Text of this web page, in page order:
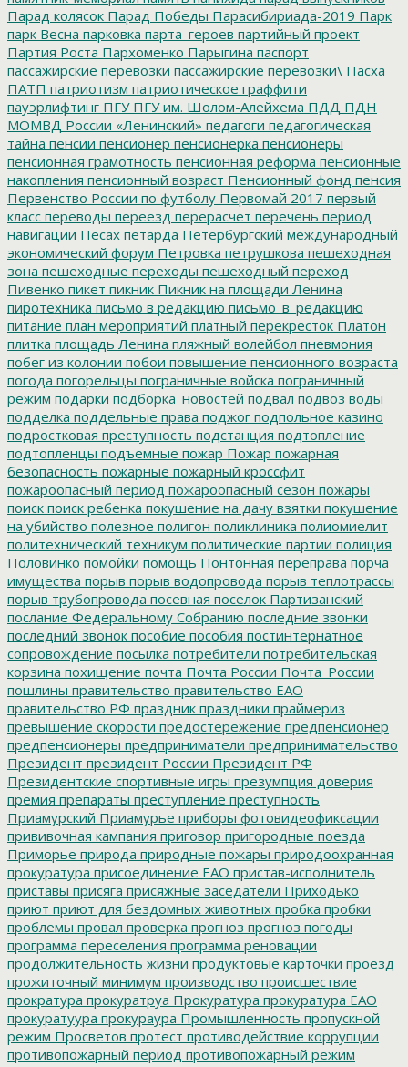
Парад колясок Парад Победы Парасибириада-2019 Парк
парк Весна парковка парта_героев партийный проект
Партия Роста Пархоменко Парыгина паспорт
пассажирские перевозки пассажирские перевозки\ Пасха
ПАТП патриотизм патриотическое граффити
пауэрлифтинг ПГУПГУ им. Шолом-Алейхема ПДД ПДН
МОМВД России «Ленинский» педагоги педагогическая
тайна пенсии пенсионер пенсионерка пенсионеры
пенсионная грамотность пенсионная реформа пенсионные
накопления пенсионный возраст Пенсионный фонд пенсия
Первенство России по футболу Первомай 2017 первый
класс переводы переезд перерасчет перечень период
навигации Песах петарда Петербургский международный
экономический форум Петровка петрушкова пешеходная
зона пешеходные переходы пешеходный переход
Пивенко пикет пикник Пикник на площади Ленина
пиротехника письмо в редакцию письмо_в_редакцию
питание план мероприятий платный перекресток Платон
плитка площадь Ленина пляжный волейбол пневмония
побег из колонии побои повышение пенсионного возраста
погода погорельцы пограничные войска пограничный
режим подарки подборка_новостей подвал подвоз воды
подделка поддельные права поджог подпольное казино
подростковая преступность подстанция подтопление
подтопленцы подъемные пожар Пожар пожарная
безопасность пожарные пожарный кроссфит
пожароопасный период пожароопасный сезон пожары
поиск поиск ребенка покушение на дачу взятки покушение
на убийство полезное полигон поликлиника полиомиелит
политехнический техникум политические партии полиция
Половинко помойки помощь Понтонная переправа порча
имущества порыв порыв водопровода порыв теплотрассы
порыв трубопровода посевная поселок Партизанский
послание Федеральному Собранию последние звонки
последний звонок пособие пособия постинтернатное
сопровождение посылка потребители потребительская
корзина похищение почта Почта России Почта_России
пошлины правительство правительство ЕАО
правительство РФ праздник праздники праймериз
превышение скорости предостережение предпенсионер
предпенсионеры предприниматели предпринимательство
Президент президент России Президент РФ
Президентские спортивные игры презумпция доверия
премия препараты преступление преступность
Приамурский Приамурье приборы фотовидеофиксации
прививочная кампания приговор пригородные поезда
Приморье природа природные пожары природоохранная
прокуратура присоединение ЕАО пристав-исполнитель
приставы присяга присяжные заседатели Приходько
приют приют для бездомных животных пробка пробки
проблемы провал проверка прогноз прогноз погоды
программа переселения программа реновации
продолжительность жизни продуктовые карточки проезд
прожиточный минимум производство происшествие
прократура прокуратруа Прокуратура прокуратура ЕАО
прокуратуура прокураура Промышленность пропускной
режим Просветов протест противодействие коррупции
противопожарный период противопожарный режим